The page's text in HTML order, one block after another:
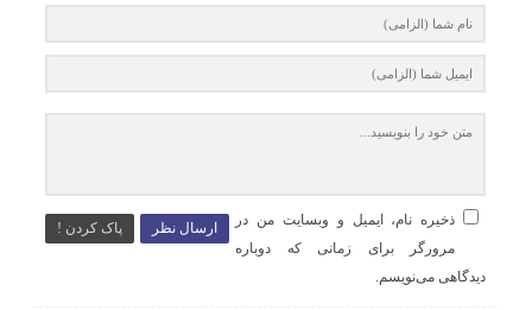
ارسال نظر پاک کردن !
ذخیره نام، ایمیل و وبسایت من در
مرورگر برای زمانی که دوباره
دیدگاهی می‌نویسم.